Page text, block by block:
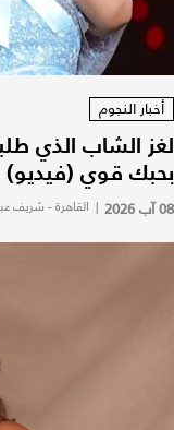
أخبار النجوم
لغز الشاب الذي
بحبك قوي (فيديو)
08 آب 2026 | القاهرة - شريف